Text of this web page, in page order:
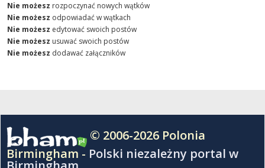
Nie możesz rozpoczynać nowych wątków
Nie możesz odpowiadać w wątkach
Nie możesz edytować swoich postów
Nie możesz usuwać swoich postów
Nie możesz dodawać załączników
© 2006-2026 Polonia
Birmingham - Polski niezależny portal w